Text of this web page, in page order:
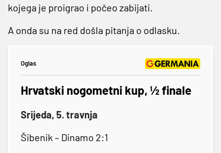
kojega je proigrao i počeo zabijati.
A onda su na red došla pitanja o odlasku.
Oglas
Hrvatski nogometni kup, ½ finale
Srijeda, 5. travnja
Šibenik – Dinamo 2:1